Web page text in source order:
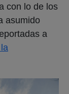
con lo de los
asumido
a